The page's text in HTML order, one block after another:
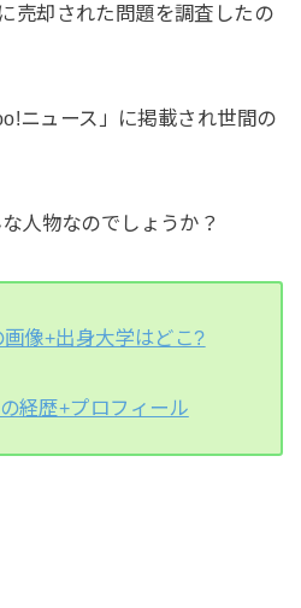
売却された問題を調査したの
ニュース」に掲載され世間の
人物なのでしょうか？
画像+出身大学はどこ?
経歴+プロフィール